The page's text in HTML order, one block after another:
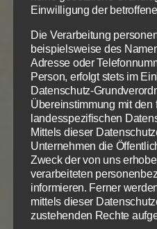
Beispiele anzuführen.
Das ultimative Beispiel
Durch sein Handeln an
Geschichte macht Gott
Wahrheiten deutlich. Die
für jeden einzelnen
hat. Und sie steht auch
Gottes als Ganzes. Sie
Vorbild für die Gemeinde
Christen sind Gottes Volk
6, 16; Eph 2, 14). Die
Einwilligung der
Die Verarbeitung
beispielsweise des
Adresse oder
Person, erfolgt stets im
Datenschutz-
Übereinstimmung mit den
landesspezifischen
Mittels dieser
Unternehmen die
Zweck der von uns
verarbeiteten
informieren. Ferner
mittels dieser
zustehenden Rechte